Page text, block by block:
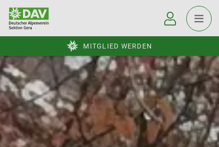
MITGLIED WERDEN